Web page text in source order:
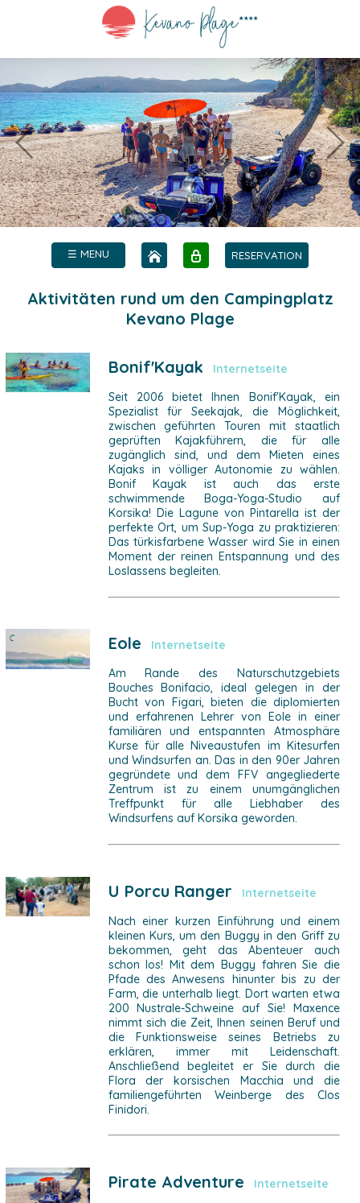
☰ MENU RESERVATION
Aktivitäten rund um den Campingplatz
Kevano Plage
Bonif'Kayak
Internetseite
Seit 2006 bietet Ihnen Bonif'Kayak, ein
Spezialist für Seekajak, die Möglichkeit,
zwischen geführten Touren mit staatlich
geprüften Kajakführern, die für alle
zugänglich sind, und dem Mieten eines
Kajaks in völliger Autonomie zu wählen.
Bonif Kayak ist auch das erste
schwimmende Boga-Yoga-Studio auf
Korsika! Die Lagune von Pintarella ist der
perfekte Ort, um Sup-Yoga zu praktizieren:
Das türkisfarbene Wasser wird Sie in einen
Moment der reinen Entspannung und des
Loslassens begleiten.
Eole
Internetseite
Am Rande des Naturschutzgebiets
Bouches Bonifacio, ideal gelegen in der
Bucht von Figari, bieten die diplomierten
und erfahrenen Lehrer von Eole in einer
familiären und entspannten Atmosphäre
Kurse für alle Niveaustufen im Kitesurfen
und Windsurfen an. Das in den 90er Jahren
gegründete und dem FFV angegliederte
Zentrum ist zu einem unumgänglichen
Treffpunkt für alle Liebhaber des
Windsurfens auf Korsika geworden.
U Porcu Ranger
Internetseite
Nach einer kurzen Einführung und einem
kleinen Kurs, um den Buggy in den Griff zu
bekommen, geht das Abenteuer auch
schon los! Mit dem Buggy fahren Sie die
Pfade des Anwesens hinunter bis zu der
Farm, die unterhalb liegt. Dort warten etwa
200 Nustrale-Schweine auf Sie! Maxence
nimmt sich die Zeit, Ihnen seinen Beruf und
die Funktionsweise seines Betriebs zu
erklären, immer mit Leidenschaft.
Anschließend begleitet er Sie durch die
Flora der korsischen Macchia und die
familiengeführten Weinberge des Clos
Finidori.
Pirate Adventure
Internetseite